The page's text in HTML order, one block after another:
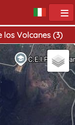
los Volcanes (3)